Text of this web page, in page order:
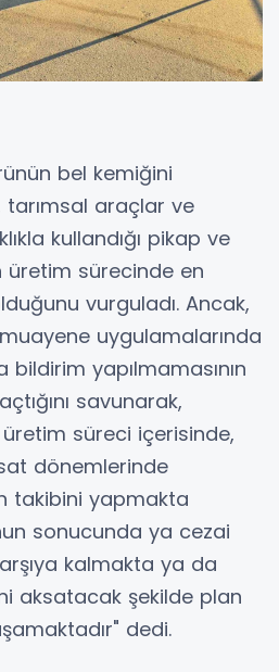
bel kemiğini
araçlar ve
kullandığı pikap ve
sürecinde en
vurguladı. Ancak,
uygulamalarında
yapılmamasının
savunarak,
süreci içerisinde,
dönemlerinde
takibini yapmakta
sonucunda ya cezai
kalmakta ya da
aksatacak şekilde plan
dedi.